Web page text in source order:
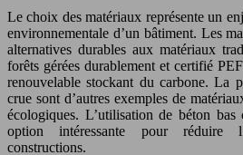
Le choix des matériaux représente un
environnementale d’un bâtiment. Les
alternatives durables aux matériaux
forêts gérées durablement et certifié
renouvelable stockant du carbone. La
crue sont d’autres exemples de
écologiques. L’utilisation de béton bas
option intéressante pour réduire
constructions.